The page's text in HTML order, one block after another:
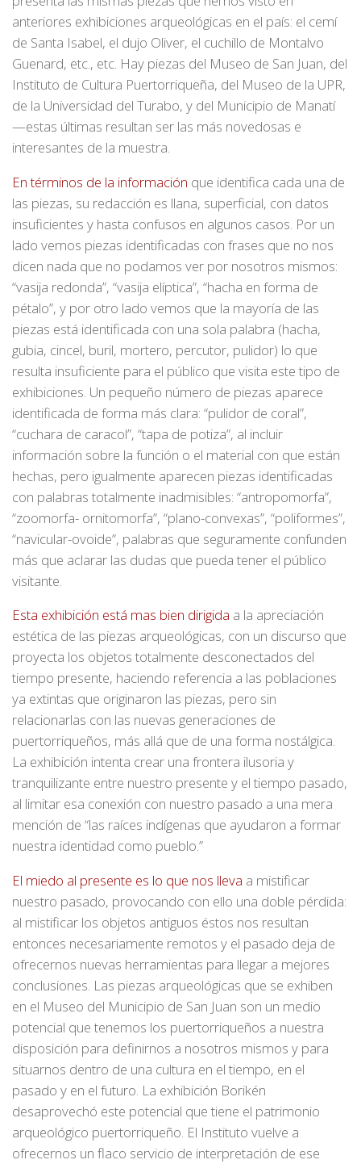
anteriores exhibiciones arqueológicas en el país: el cemí
de Santa Isabel, el dujo Oliver, el cuchillo de Montalvo
Guenard, etc., etc. Hay piezas del Museo de San Juan, del
Instituto de Cultura Puertorriqueña, del Museo de la UPR,
de la Universidad del Turabo, y del Municipio de Manatí
—estas últimas resultan ser las más novedosas e
interesantes de la muestra.
En términos de la información que identifica cada una de
las piezas, su redacción es llana, superficial, con datos
insuficientes y hasta confusos en algunos casos. Por un
lado vemos piezas identificadas con frases que no nos
dicen nada que no podamos ver por nosotros mismos:
“vasija redonda”, “vasija elíptica”, “hacha en forma de
pétalo”, y por otro lado vemos que la mayoría de las
piezas está identificada con una sola palabra (hacha,
gubia, cincel, buril, mortero, percutor, pulidor) lo que
resulta insuficiente para el público que visita este tipo de
exhibiciones. Un pequeño número de piezas aparece
identificada de forma más clara: “pulidor de coral”,
“cuchara de caracol”, “tapa de potiza”, al incluir
información sobre la función o el material con que están
hechas, pero igualmente aparecen piezas identificadas
con palabras totalmente inadmisibles: “antropomorfa”,
“zoomorfa- ornitomorfa”, “plano-convexas”, “poliformes”,
“navicular-ovoide”, palabras que seguramente confunden
más que aclarar las dudas que pueda tener el público
visitante.
Esta exhibición está mas bien dirigida a la apreciación
estética de las piezas arqueológicas, con un discurso que
proyecta los objetos totalmente desconectados del
tiempo presente, haciendo referencia a las poblaciones
ya extintas que originaron las piezas, pero sin
relacionarlas con las nuevas generaciones de
puertorriqueños, más allá que de una forma nostálgica.
La exhibición intenta crear una frontera ilusoria y
tranquilizante entre nuestro presente y el tiempo pasado,
al limitar esa conexión con nuestro pasado a una mera
mención de “las raíces indígenas que ayudaron a formar
nuestra identidad como pueblo.”
El miedo al presente es lo que nos lleva a mistificar
nuestro pasado, provocando con ello una doble pérdida:
al mistificar los objetos antiguos éstos nos resultan
entonces necesariamente remotos y el pasado deja de
ofrecernos nuevas herramientas para llegar a mejores
conclusiones. Las piezas arqueológicas que se exhiben
en el Museo del Municipio de San Juan son un medio
potencial que tenemos los puertorriqueños a nuestra
disposición para definirnos a nosotros mismos y para
situarnos dentro de una cultura en el tiempo, en el
pasado y en el futuro. La exhibición Borikén
desaprovechó este potencial que tiene el patrimonio
arqueológico puertorriqueño. El Instituto vuelve a
ofrecernos un flaco servicio de interpretación de ese